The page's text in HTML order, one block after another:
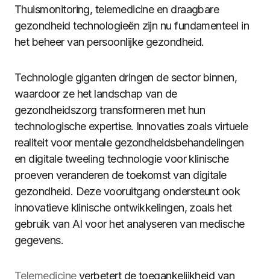
Thuismonitoring, telemedicine en draagbare
gezondheid technologieën zijn nu fundamenteel in
het beheer van persoonlijke gezondheid.
Technologie giganten dringen de sector binnen,
waardoor ze het landschap van de
gezondheidszorg transformeren met hun
technologische expertise. Innovaties zoals virtuele
realiteit voor mentale gezondheidsbehandelingen
en digitale tweeling technologie voor klinische
proeven veranderen de toekomst van digitale
gezondheid. Deze vooruitgang ondersteunt ook
innovatieve klinische ontwikkelingen, zoals het
gebruik van AI voor het analyseren van medische
gegevens.
Telemedicineverbetert de toegankelijkheid van